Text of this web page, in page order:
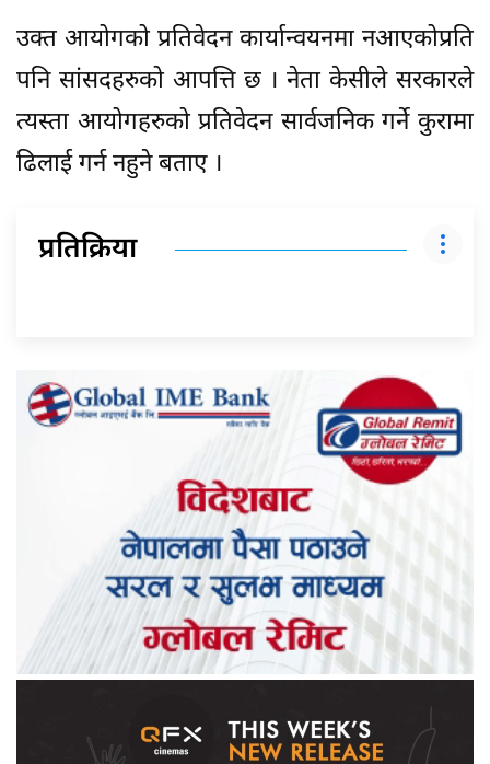
उक्त आयोगको प्रतिवेदन कार्यान्वयनमा नआएकोप्रति
पनि सांसदहरुको आपत्ति छ । नेता केसीले सरकारले
त्यस्ता आयोगहरुको प्रतिवेदन सार्वजनिक गर्ने कुरामा
ढिलाई गर्न नहुने बताए ।
प्रतिक्रिया